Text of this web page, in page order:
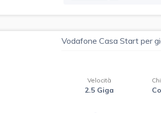
Vodafone Casa Start per
Velocità
2.5 Giga